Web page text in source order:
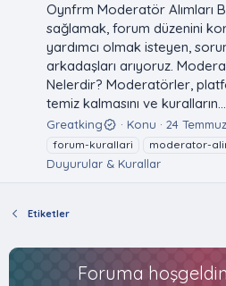
Oynfrm Moderatör Alımları
sağlamak, forum düzenini
yardımcı olmak isteyen,
arkadaşları arıyoruz.
Nelerdir? Moderatörler,
temiz kalmasını ve kuralların...
Greatking Konu 24
forum-kurallari
moderator-
Duyurular & Kurallar
Etiketler
Foruma